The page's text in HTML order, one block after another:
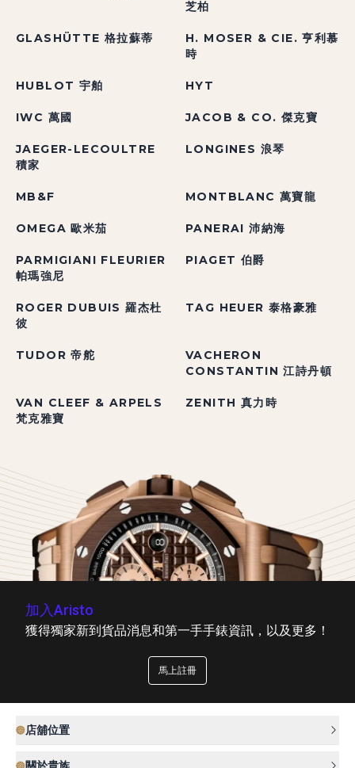
芝柏
GLASHÜTTE 格拉蘇蒂
H. MOSER & CIE. 亨利慕
時
HUBLOT 宇舶 HYT
IWC 萬國 JACOB & CO. 傑克寶
JAEGER-LECOULTRE
積家
LONGINES 浪琴
MB&F MONTBLANC 萬寶龍
OMEGA 歐米茄 PANERAI 沛納海
PARMIGIANI FLEURIER
帕瑪強尼
PIAGET 伯爵
ROGER DUBUIS 羅杰杜
彼
TAG HEUER 泰格豪雅
TUDOR 帝舵
VACHERON
CONSTANTIN 江詩丹頓
VAN CLEEF & ARPELS
梵克雅寶
ZENITH 真力時
加入Aristo
獲得獨家新到貨品消息和第一手手錶資訊，以及更多！
馬上註冊
店舖位置
關於貴族